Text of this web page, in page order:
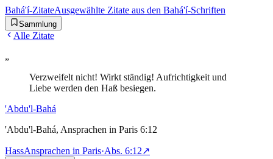
Bahá'í-ZitateAusgewählte Zitate aus den Bahá'í-Schriften
Sammlung
Alle Zitate
„
Verzweifelt nicht! Wirkt ständig! Aufrichtigkeit und
Liebe werden den Haß besiegen.
'Abdu'l-Bahá
'Abdu'l-Bahá, Ansprachen in Paris 6:12
HassAnsprachen in Paris·Abs. 6:12↗